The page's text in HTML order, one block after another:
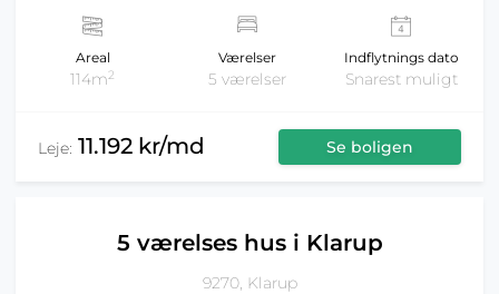
Areal
114m2
Værelser
5 værelser
Indflytnings dato
Snarest muligt
Leje: 11.192 kr/md Se boligen
5 værelses hus i Klarup
9270, Klarup